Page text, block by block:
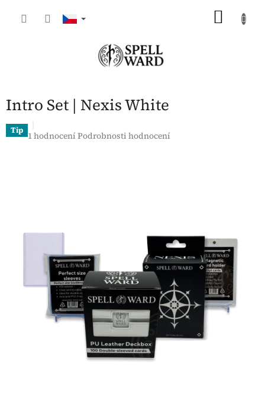
Intro Set | Nexis White
Tip Průměrné
1 hodnocení Podrobnosti hodnocení